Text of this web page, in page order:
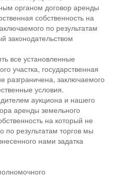
органом договор аренды
собственность на
по результатам
законодательством
все установленные
участка, государственная
разграничена, заключаемого
условия.
аукциона и нашего
аренды земельного
на который не
по результатам торгов мы
нами задатка